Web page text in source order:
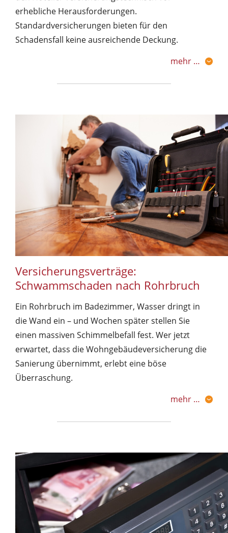
erhebliche Herausforderungen.
Standardversicherungen bieten für den
Schadensfall keine ausreichende Deckung.
mehr …
Versicherungsverträge:
Schwammschaden nach Rohrbruch
Ein Rohrbruch im Badezimmer, Wasser dringt in
die Wand ein – und Wochen später stellen Sie
einen massiven Schimmelbefall fest. Wer jetzt
erwartet, dass die Wohngebäudeversicherung die
Sanierung übernimmt, erlebt eine böse
Überraschung.
mehr …